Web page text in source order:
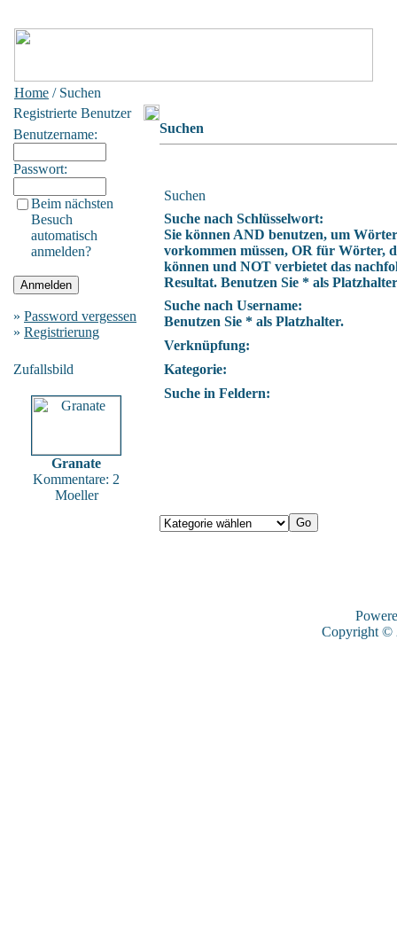
Home / Suchen
Registrierte Benutzer
Benutzername:
Passwort:
Beim nächsten
Besuch
automatisch
anmelden?
» Password vergessen
» Registrierung
Zufallsbild
Granate
Kommentare: 2
Moeller
Suchen
Suchen
Suche nach Schlüsselwort:
Sie können AND benutzen, um
vorkommen müssen, OR für Wörter,
können und NOT verbietet das
Resultat. Benutzen Sie * als
Suche nach Username:
Benutzen Sie * als Platzhalter.
Verknüpfung:
Kategorie:
Suche in Feldern:
Copyright ©